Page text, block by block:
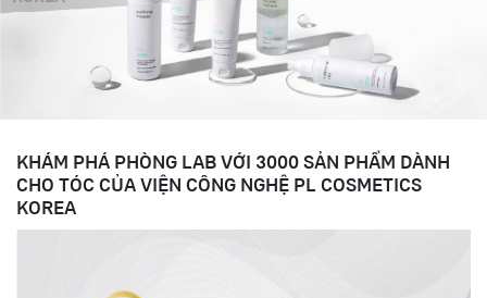
KHÁM PHÁ PHÒNG LAB VỚI 3000 SẢN PHẨM DÀNH
CHO TÓC CỦA VIỆN CÔNG NGHỆ PL COSMETICS
KOREA